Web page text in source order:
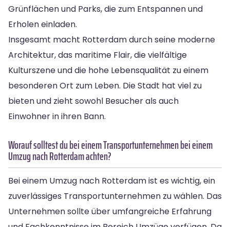
Grünflächen und Parks, die zum Entspannen und
Erholen einladen.
Insgesamt macht Rotterdam durch seine moderne
Architektur, das maritime Flair, die vielfältige
Kulturszene und die hohe Lebensqualität zu einem
besonderen Ort zum Leben. Die Stadt hat viel zu
bieten und zieht sowohl Besucher als auch
Einwohner in ihren Bann.
Worauf solltest du bei einem Transportunternehmen bei einem
Umzug nach Rotterdam achten?
Bei einem Umzug nach Rotterdam ist es wichtig, ein
zuverlässiges Transportunternehmen zu wählen. Das
Unternehmen sollte über umfangreiche Erfahrung